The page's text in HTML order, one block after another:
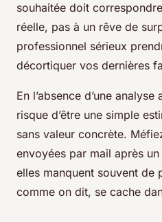
souhaitée doit
réelle, pas à un rêve de
professionnel sérieux
décortiquer vos dernières
En l’absence d’une
risque d’être une simple
sans valeur concrète.
envoyées par mail après
elles manquent souvent de
comme on dit, se cache